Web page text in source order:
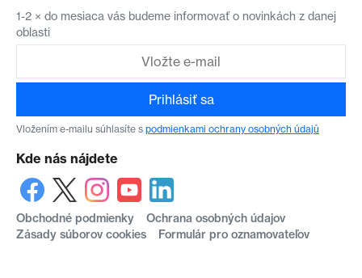
1-2 × do mesiaca vás budeme informovať o novinkách z danej
oblasti
Prihlásiť sa
Vložením e-mailu súhlasíte s podmienkami ochrany osobných údajů
Kde nás nájdete
Obchodné podmienky
Ochrana osobných údajov
Zásady súborov cookies
Formulár pro oznamovateľov